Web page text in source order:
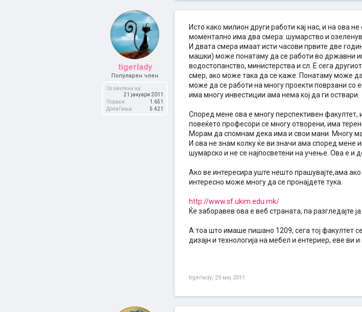
tigerlady
Популарен член
Се зачлени на:
21 јануари 2011
Пораки:
1.651
Допаѓања:
5.421
Исто како милион други работи кај нас, и на ова
моментално има два смера: шумарство и
И двата смера имаат исти часови првите две
машки) може понатаму да се работи во државни
водостопанство, министерства и сл. Е сега
смер, ако може така да се каже. Понатаму може
може да се работи на многу проекти поврзани со
има многу инвестиции ама нема кој да ги оствари.
Според мене ова е многу перспективен
повеќето професори се многу отворени, има
Морам да спомнам дека има и свои мани. Многу
И ова не знам колку ќе ви значи ама според мене
шумарско и не се најпосветени на учење. Ова е и
Ако ве интересира уште нешто прашувајте,ама
интересно може многу да се пронајдете тука.
http://www.sf.ukim.edu.mk/
Ќе заборавев ова е веб страната, па разгледајте ја.
А тоа што имаше пишано 1209, сега тој факултет
дизајн и технологија на мебел и ентериер, еве ви
tigerlady, 29 мај 2011